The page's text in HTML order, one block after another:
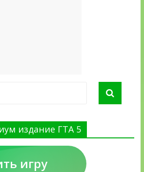
издание ГТА 5
игру